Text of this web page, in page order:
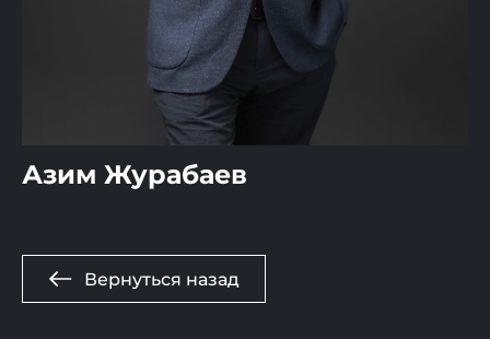
Азим Журабаев
Вернуться назад